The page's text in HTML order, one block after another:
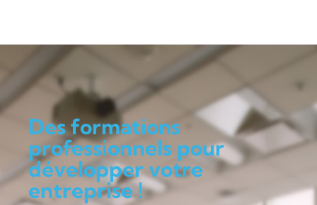
Des formations
professionnels pour
développer votre
entreprise !